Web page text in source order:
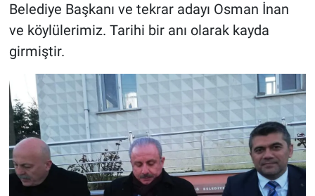
Belediye Başkanı ve tekrar adayı Osman İnan
ve köylülerimiz. Tarihi bir anı olarak kayda
girmiştir.